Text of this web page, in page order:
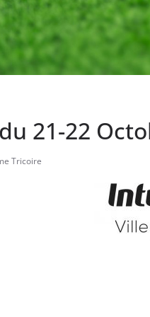
21-22
Tricoire